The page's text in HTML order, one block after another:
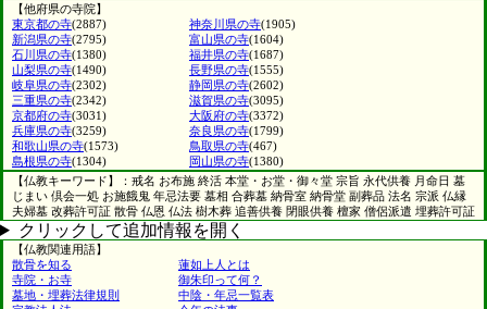
【他府県の寺院】
東京都の寺(2887) 神奈川県の寺(1905)
新潟県の寺(2795) 富山県の寺(1604)
石川県の寺(1380) 福井県の寺(1687)
山梨県の寺(1490) 長野県の寺(1555)
岐阜県の寺(2302) 静岡県の寺(2602)
三重県の寺(2342) 滋賀県の寺(3095)
京都府の寺(3031) 大阪府の寺(3372)
兵庫県の寺(3259) 奈良県の寺(1799)
和歌山県の寺(1573) 鳥取県の寺(467)
島根県の寺(1304) 岡山県の寺(1380)
【仏教キーワード】：戒名 お布施 終活 本堂・お堂・御々堂 宗旨 永代供養 月命日 墓
じまい 倶会一処 お施餓鬼 年忌法要 墓相 合葬墓 納骨室 納骨堂 副葬品 法名 宗派 仏縁
夫婦墓 改葬許可証 散骨 仏恩 仏法 樹木葬 追善供養 閉眼供養 檀家 僧侶派遣 埋葬許可証
クリックして追加情報を開く
【仏教関連用語】
散骨を知る
蓮如上人とは
寺院・お寺
御朱印って何？
墓地・埋葬法律規則
中陰・年忌一覧表